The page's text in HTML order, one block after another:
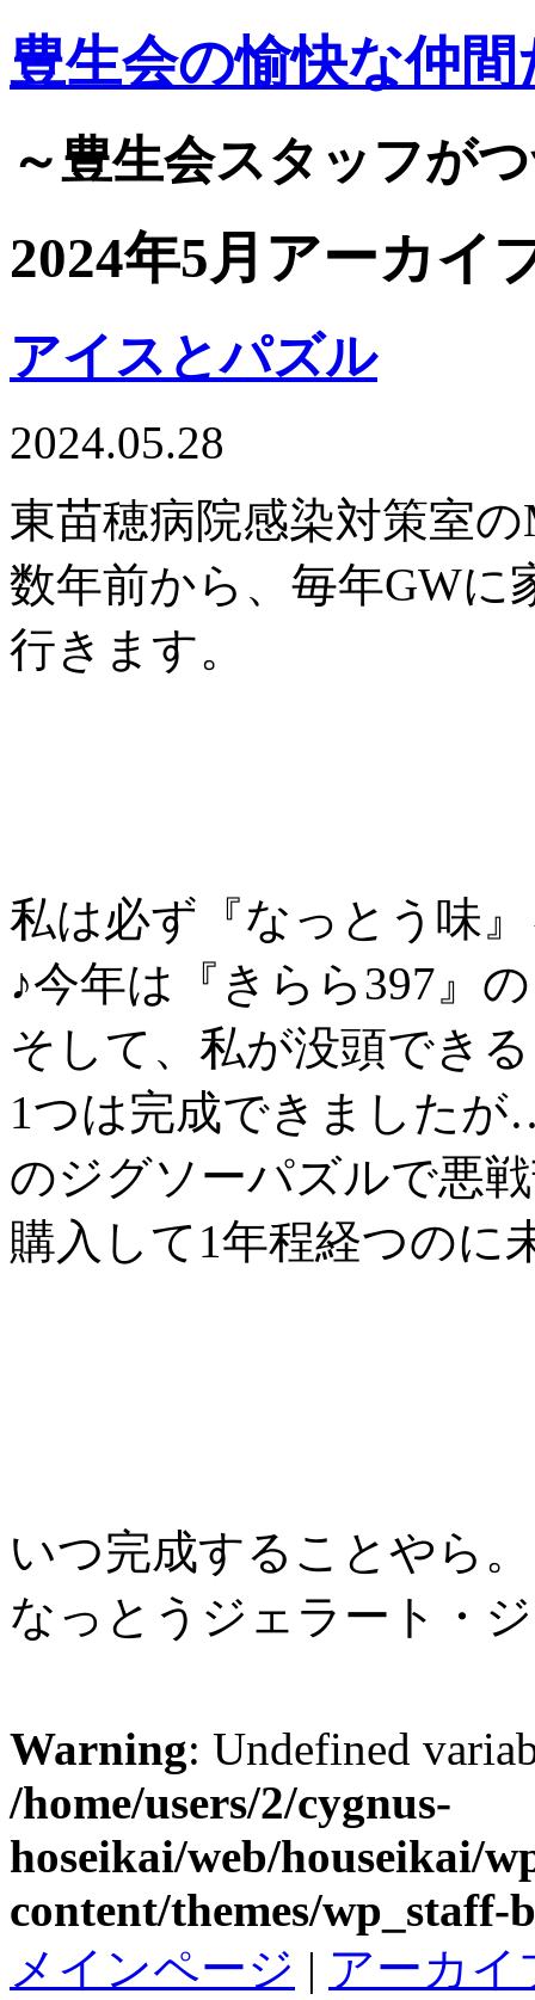
豊生会の愉快な仲間
～豊生会スタッフが
2024年5月アーカイ
アイスとパズル
2024.05.28
東苗穂病院感染対策室
数年前から、毎年GWに
行きます。
私は必ず『なっとう味
♪今年は『きらら397』
そして、私が没頭でき
1つは完成できました
のジグソーパズルで悪
購入して1年程経つのに
いつ完成することやら。
なっとうジェラート・
Warning: Undefined
/home/users/2/cygnus-
hoseikai/web/houseikai/
content/themes/wp_staff-
メインページ | アーカイ